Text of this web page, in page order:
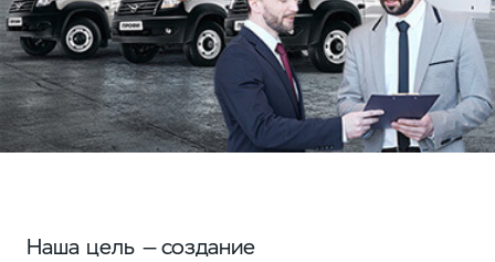
Наша цель — создание